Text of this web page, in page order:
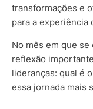
transformações e
para a experiência
No mês em que se
reflexão
lideranças: qual é
essa jornada mais